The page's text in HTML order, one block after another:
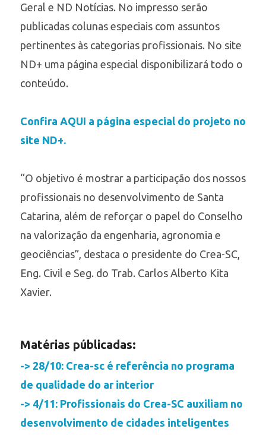
Geral e ND Notícias. No impresso serão
publicadas colunas especiais com assuntos
pertinentes às categorias profissionais. No site
ND+ uma página especial disponibilizará todo o
conteúdo.
Confira AQUI a página especial do projeto no
site ND+.
“O objetivo é mostrar a participação dos nossos
profissionais no desenvolvimento de Santa
Catarina, além de reforçar o papel do Conselho
na valorização da engenharia, agronomia e
geociências”, destaca o presidente do Crea-SC,
Eng. Civil e Seg. do Trab. Carlos Alberto Kita
Xavier.
Matérias públicadas:
-> 28/10: Crea-sc é referência no programa
de qualidade do ar interior
-> 4/11: Profissionais do Crea-SC auxiliam no
desenvolvimento de cidades inteligentes